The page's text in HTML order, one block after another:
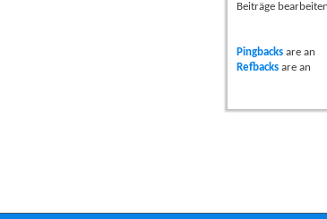
Beiträge
Pingbacksare an
Refbacksare an